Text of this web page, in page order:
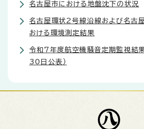
名古屋市における地盤沈下の状況
名古屋環状2号線沿線および名古
おける環境測定結果
令和7年度航空機騒音定期監視結
30日公表）